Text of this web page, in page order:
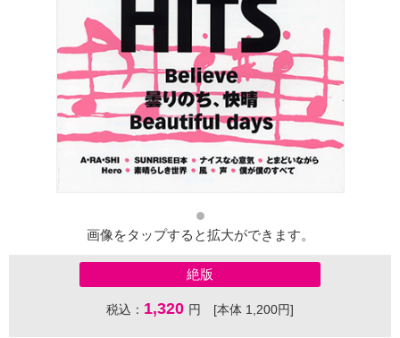
画像をタップすると拡大ができます。
絶版
税込： 1,320 円 [本体 1,200円]